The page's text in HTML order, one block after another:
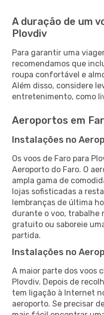
A duração de um
Plovdiv
Para garantir uma
recomendamos que
roupa confortável e
Além disso, considere
entretenimento, como
Aeroportos em
Instalações no
Os voos de Faro para
Aeroporto do Faro. O
ampla gama de
lojas sofisticadas a
lembranças de última
durante o voo, trabalhe
gratuito ou saboreie
partida.
Instalações no
A maior parte dos voos
Plovdiv. Depois de
tem ligação à Internet
aeroporto. Se precisar